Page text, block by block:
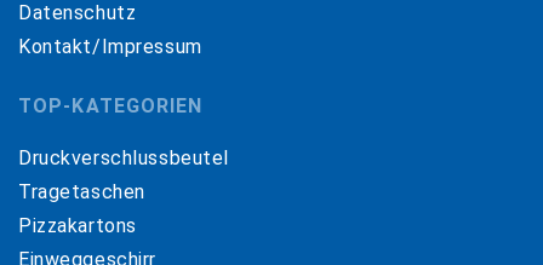
Datenschutz
Kontakt/Impressum
TOP-KATEGORIEN
Druckverschlussbeutel
Tragetaschen
Pizzakartons
Einweggeschirr